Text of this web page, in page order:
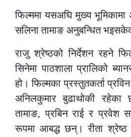
फिल्ममा यसअघि मुख्य
सलिना तामाङ अनुबन्धित
राजु श्रेष्ठको निर्देशन रहने
सिनेमा पाठशाला प्रालिको
हो। फिल्मका प्रस्तुतकर्ता
अनिलकुमार बुढाथोकी रहेका
तामाङ, प्रबिन राई र प्रवेश
रूपमा आबद्ध छन्। रीता